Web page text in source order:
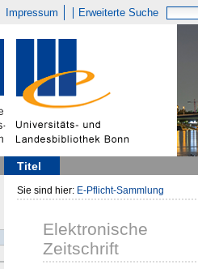
Impressum Erweiterte Suche
Titel
Sie sind hier: E-Pflicht-Sammlung
Elektronische
Zeitschrift